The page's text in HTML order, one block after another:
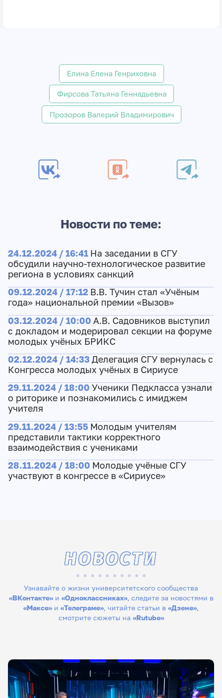
Елина Елена Генриховна
Фирсова Татьяна Геннадьевна
Прозоров Валерий Владимирович
Новости по теме:
24.12.2024 / 16:41 На заседании в СГУ
обсудили научно-технологическое развитие
региона в условиях санкций
09.12.2024 / 17:12 В.В. Тучин стал «Учёным
года» национальной премии «Вызов»
03.12.2024 / 10:00 А.В. Садовников выступил
с докладом и модерировал секции на форуме
молодых учёных БРИКС
02.12.2024 / 14:33Делегация СГУ вернулась с
Конгресса молодых учёных в Сириусе
29.11.2024 / 18:00 Ученики Педкласса узнали
о риторике и познакомились с имиджем
учителя
29.11.2024 / 13:55 Молодым учителям
представили тактики корректного
взаимодействия с учениками
28.11.2024 / 18:00 Молодые учёные СГУ
участвуют в конгрессе в «Сириусе»
Узнавайте о жизни университетского сообщества
«ВКонтакте»и «Одноклассниках», следите за новостями в
«Максе» и «Телеграме», читайте статьи в «Дзене»,
смотрите сюжеты на «Rutube»
НОВОСТИ